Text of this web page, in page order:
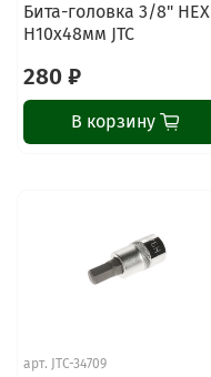
Бита-головка 3/8" HEX
H10х48мм JTC
280 ₽
В корзину
арт. JTC-34709